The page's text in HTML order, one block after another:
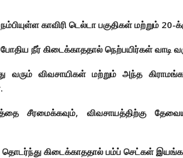
காவிரி டெல்டா பகுதிகள் மற்றும் 20-
நீர் கிடைக்காததால் நெற்பயிர்கள் வாடி
வரும் விவசாயிகள் மற்றும் அந்த
சீரமைக்கவும், விவசாயத்திற்கு
தொடர்ந்து கிடைக்காததால் பம்ப் செட்கள்